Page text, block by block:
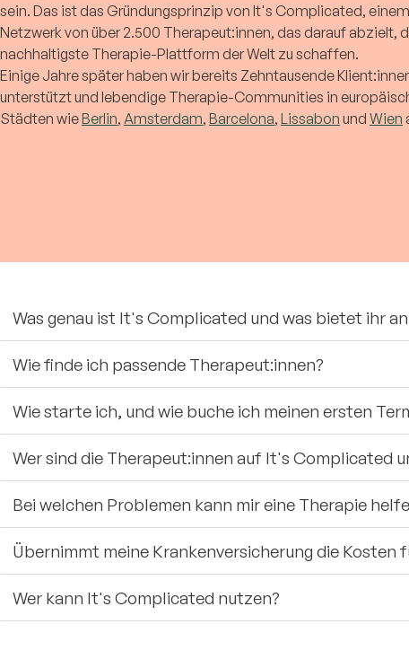
sein. Das ist das Gründungsprinzip von It's Complicated,
Netzwerk von über 2.500 Therapeut:innen, das darauf abzielt,
nachhaltigste Therapie-Plattform der Welt zu schaffen.
Einige Jahre später haben wir bereits Zehntausende
unterstützt und lebendige Therapie-Communities in
Städten wieBerlin, Amsterdam, Barcelona, Lissabon und Wien
Was genau ist It's Complicated und was bietet ihr
Wie finde ich passende Therapeut:innen?
Wie starte ich, und wie buche ich meinen ersten
Wer sind die Therapeut:innen auf It's Complicated
Bei welchen Problemen kann mir eine Therapie
Übernimmt meine Krankenversicherung die
Wer kann It's Complicated nutzen?